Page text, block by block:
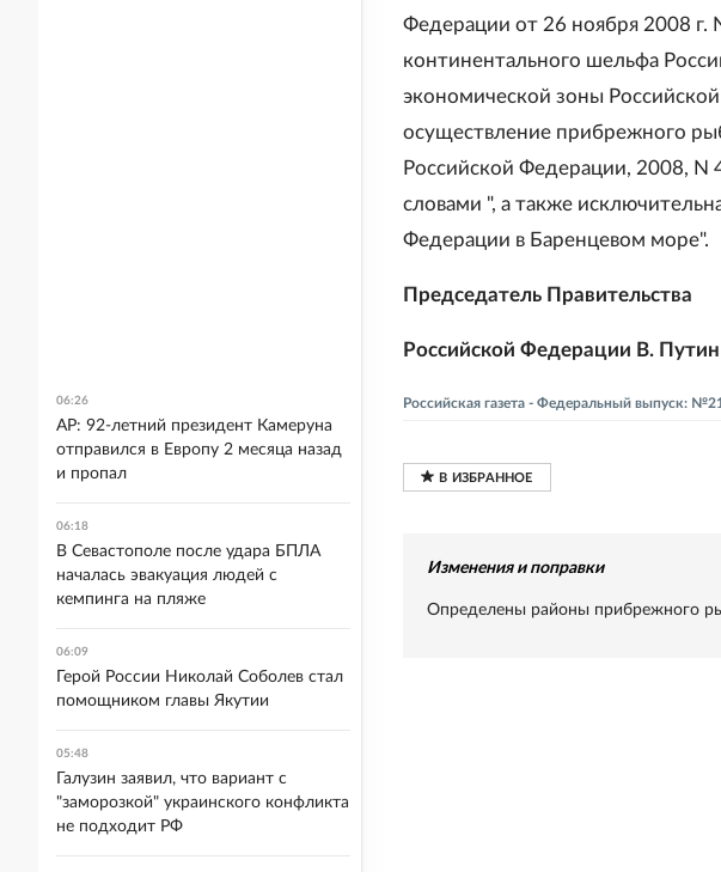
Федерации от 26 ноября 2008
континентального шельфа
экономической зоны
осуществление прибрежного
Российской Федерации, 2008, N
словами ", а также
Федерации в Баренцевом море".
Председатель Правительства
Российской Федерации В. Путин
Российская газета - Федеральный выпуск:
Изменения и поправки
Определены районы прибрежного
06:26
AP: 92-летний президент Камеруна
отправился в Европу 2 месяца назад
и пропал
06:18
В Севастополе после удара БПЛА
началась эвакуация людей с
кемпинга на пляже
06:09
Герой России Николай Соболев стал
помощником главы Якутии
05:48
Галузин заявил, что вариант с
"заморозкой" украинского конфликта
не подходит РФ